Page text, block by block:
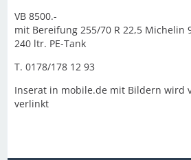
VB 8500.-
mit Bereifung 255/70 R 22,5 Michelin
240 ltr. PE-Tank
T. 0178/178 12 93
Inserat in mobile.de mit Bildern wird
verlinkt